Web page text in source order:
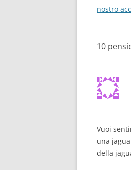
articolo
nostro
10
Vuoi
una
della